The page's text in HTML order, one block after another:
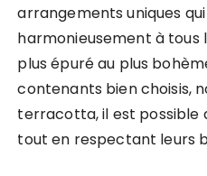
arrangements uniques
harmonieusement à tous
plus épuré au plus
contenants bien choisis,
terracotta, il est possible
tout en respectant leurs